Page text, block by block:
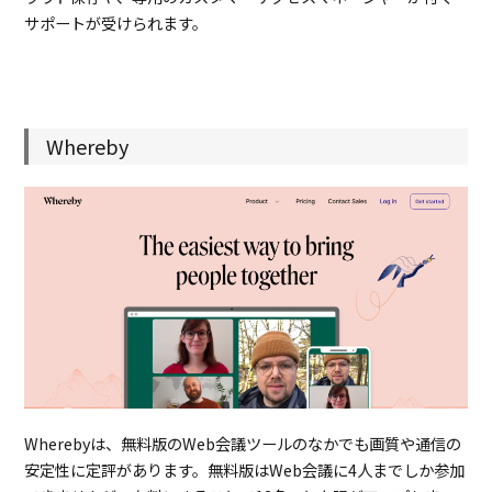
サポートが受けられます。
Whereby
Wherebyは、無料版のWeb会議ツールのなかでも画質や通信の
安定性に定評があります。無料版はWeb会議に4人までしか参加